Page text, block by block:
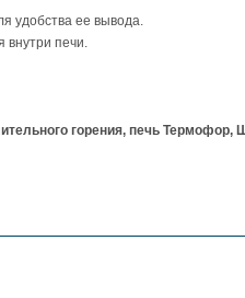
удобства ее вывода.
печи.
горения, печь